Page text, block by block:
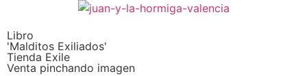
Libro
'Malditos Exiliados'
Tienda Exile
Venta pinchando imagen